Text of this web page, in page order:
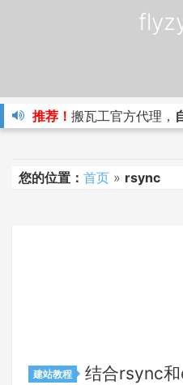
推荐！ 搬瓦工官方代理，
您的位置： 首页 » rsync
建站教程
结合rsync